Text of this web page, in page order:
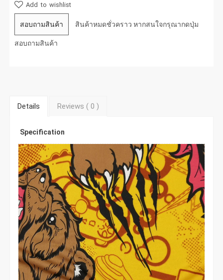
Add to wishlist
สอบถามสินค้า สินค้าหมดชั่วคราว หากสนใจกรุณากดปุ่ม
สอบถามสินค้า
Details Reviews ( 0)
Specification